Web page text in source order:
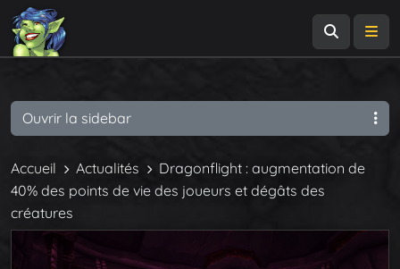
Accueil Actualités
Dragonflight : augmentation de
40% des points de vie des joueurs et dégâts des
créatures
Ouvrir la sidebar